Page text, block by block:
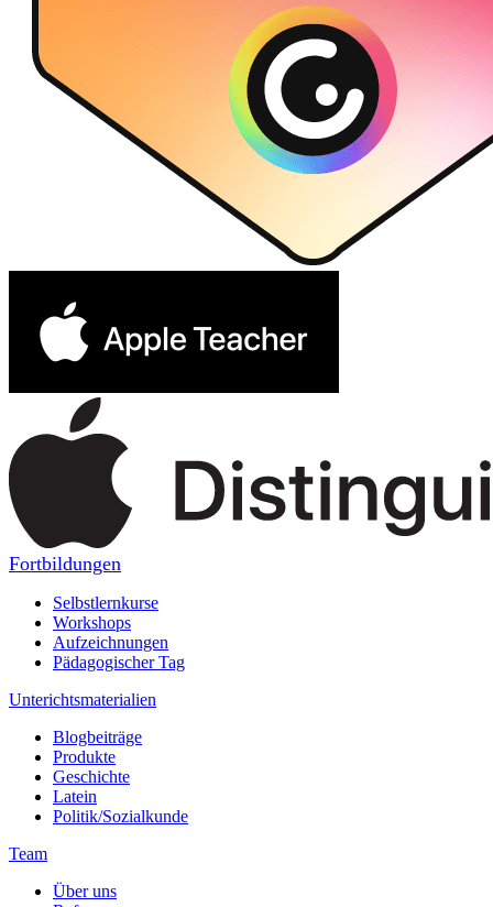
Fortbildungen
Selbstlernkurse
Workshops
Aufzeichnungen
Pädagogischer Tag
Unterichtsmaterialien
Blogbeiträge
Produkte
Geschichte
Latein
Politik/Sozialkunde
Team
Über uns